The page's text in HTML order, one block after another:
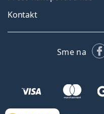
Kontakt
Sme na